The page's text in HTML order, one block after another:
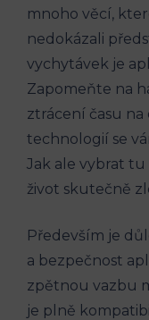
mnoho věcí,
nedokázali
vychytávek je
Zapomeňte na
ztrácení času
technologií se
Jak ale vybrat tu
život skutečně
Především je
a bezpečnost
zpětnou vazbu
je plně